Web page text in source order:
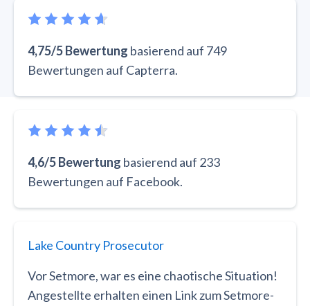
4,75/5 Bewertung basierend auf 749
Bewertungen auf Capterra.
4,6/5 Bewertung basierend auf 233
Bewertungen auf Facebook.
Lake Country Prosecutor
Vor Setmore, war es eine chaotische Situation!
Angestellte erhalten einen Link zum Setmore-